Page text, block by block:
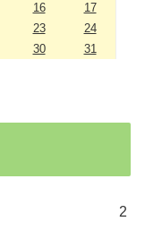
16
17
23
24
30 31
2